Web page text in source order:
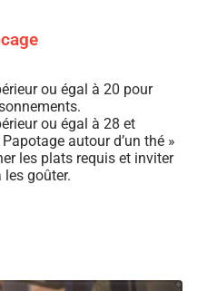
ou égal à 20 pour
ou égal à 28 et
autour d’un thé »
les plats requis et inviter
les goûter.